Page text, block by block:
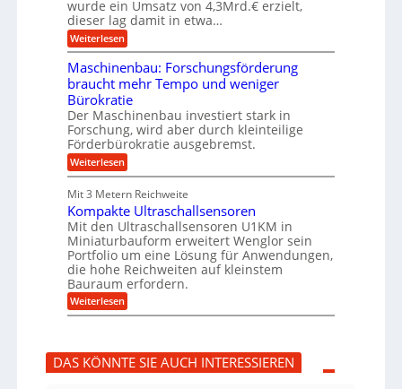
r
u
n
g
e
B
S
C
L
w
e
i
t
e
e
n
t
w
i
c
k
e
l
s
f
r
e
i
e
s
H
y
b
r
i
d
-
u
g
e
l
l
a
g
e
r
wurde ein Umsatz von 4,3Mrd.€ erzielt,
dieser lag damit in etwa…
Weiterlesen:
T
u
m
p
f
e
r
z
i
e
t
U
m
s
a
t
z
k
n
a
ü
b
e
Maschinenbau: Forschungsförderung
braucht mehr Tempo und weniger
Bürokratie
Der Maschinenbau investiert stark in
Forschung, wird aber durch kleinteilige
Förderbürokratie ausgebremst.
Weiterlesen:
M
s
c
h
i
n
e
n
b
a
u
o
r
s
Mit 3 Metern Reichweite
Kompakte Ultraschallsensoren
Mit den Ultraschallsensoren U1KM in
Miniaturbauform erweitert Wenglor sein
Portfolio um eine Lösung für Anwendungen,
die hohe Reichweiten auf kleinstem
Bauraum erfordern.
Weiterlesen:
K
p
a
k
DAS KÖNNTE SIE AUCH INTERESSIEREN